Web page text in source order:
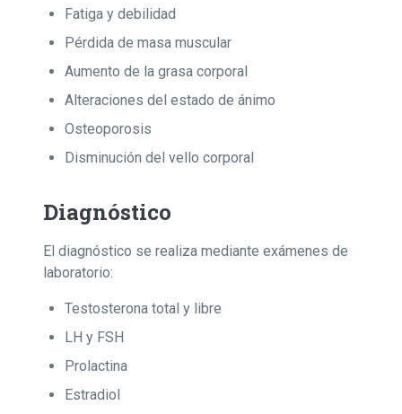
Fatiga y debilidad
Pérdida de masa muscular
Aumento de la grasa corporal
Alteraciones del estado de ánimo
Osteoporosis
Disminución del vello corporal
Diagnóstico
El diagnóstico se realiza mediante exámenes de
laboratorio:
Testosterona total y libre
LH y FSH
Prolactina
Estradiol